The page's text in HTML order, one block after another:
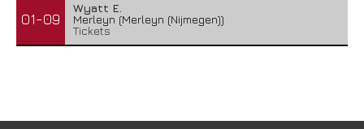
01-09
Wyatt E.
Merleyn (Merleyn (Nijmegen))
Tickets